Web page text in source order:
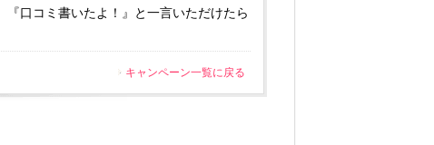
口コミ書いたよ！』と一言いただけたら
キャンペーン一覧に戻る